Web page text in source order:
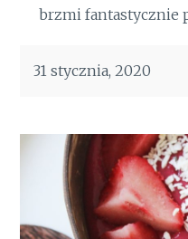
brzmi fantastycznie
31 stycznia, 2020